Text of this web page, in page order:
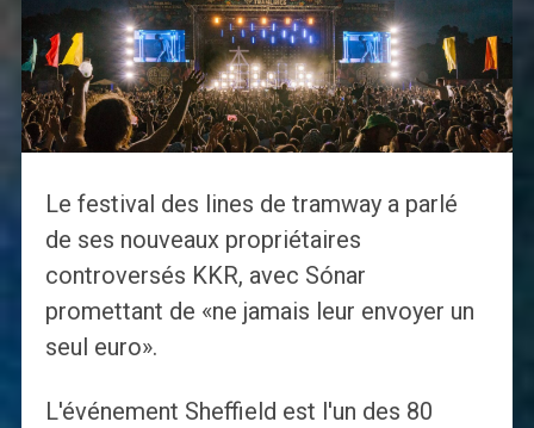
Le festival des lines de tramway a parlé
de ses nouveaux propriétaires
controversés KKR, avec Sónar
promettant de «ne jamais leur envoyer un
seul euro».
L'événement Sheffield est l'un des 80